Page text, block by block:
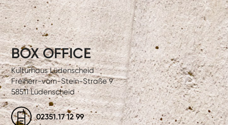
BOX OFFICE
Kulturhaus Lüdenscheid
Freiherr-vom-Stein-Straße 9
58511 Lüdenscheid
02351.17 12 99